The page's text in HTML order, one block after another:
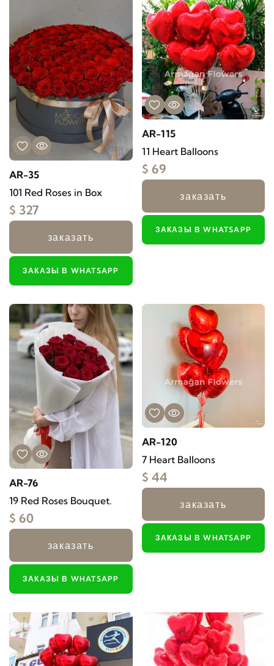
AR-35
101 Red Roses in Box
$ 327
заказать
ЗАКАЗЫ В WHATSAPP
AR-115
11 Heart Balloons
$ 69
заказать
ЗАКАЗЫ В WHATSAPP
AR-76
19 Red Roses Bouquet.
$ 60
заказать
ЗАКАЗЫ В WHATSAPP
AR-120
7 Heart Balloons
$ 44
заказать
ЗАКАЗЫ В WHATSAPP